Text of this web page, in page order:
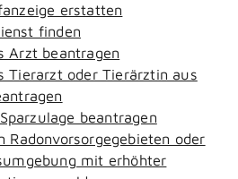
erstatten
finden
Arzt beantragen
Tierarzt oder Tierärztin aus
beantragen
Radonvorsorgegebieten oder
mit erhöhter